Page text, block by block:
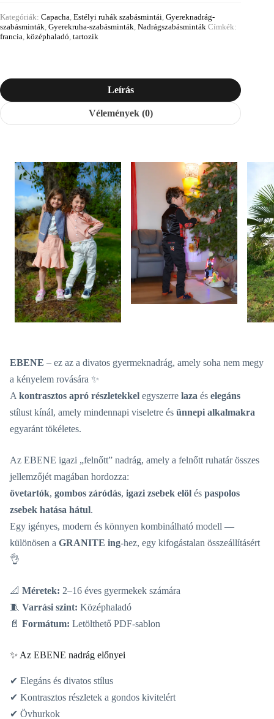
Kategóriák: Capacha Estélyi ruhák szabásmintái Gyereknadrág-
szabásminták Gyerekruha-szabásminták Nadrágszabásminták Címkék:
francia középhaladó tartozik
Leírás
Vélemények (0)
EBENE – ez az a divatos gyermeknadrág, amely soha nem megy
a kényelem rovására ✨
A kontrasztos apró részletekkel egyszerre laza és elegáns
stílust kínál, amely mindennapi viseletre és ünnepi alkalmakra
egyaránt tökéletes.
Az EBENE igazi „felnőtt” nadrág, amely a felnőtt ruhatár összes
jellemzőjét magában hordozza:
övetartók, gombos záródás, igazi zsebek elöl és paspolos
zsebek hatása hátul.
Egy igényes, modern és könnyen kombinálható modell —
különösen a GRANITE ing-hez, egy kifogástalan összeállításért
👌
📐 Méretek: 2–16 éves gyermekek számára
🧵 Varrási szint: Középhaladó
📄 Formátum: Letölthető PDF-sablon
✨ Az EBENE nadrág előnyei
✔ Elegáns és divatos stílus
✔ Kontrasztos részletek a gondos kivitelért
✔ Övhurkok